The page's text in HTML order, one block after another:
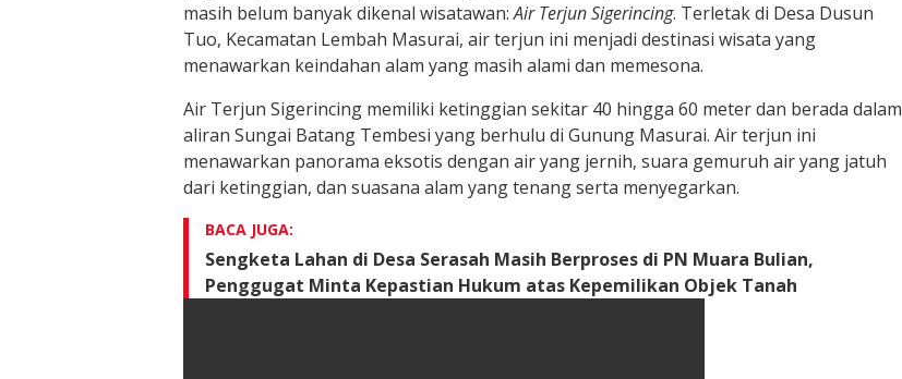
masih belum banyak dikenal wisatawan:Air Terjun Sigerincing. Terletak di Desa Dusun
Tuo, Kecamatan Lembah Masurai, air terjun ini menjadi destinasi wisata yang
menawarkan keindahan alam yang masih alami dan memesona.
Air Terjun Sigerincing memiliki ketinggian sekitar 40 hingga 60 meter dan berada dalam
aliran Sungai Batang Tembesi yang berhulu di Gunung Masurai. Air terjun ini
menawarkan panorama eksotis dengan air yang jernih, suara gemuruh air yang jatuh
dari ketinggian, dan suasana alam yang tenang serta menyegarkan.
BACA JUGA:
Sengketa Lahan di Desa Serasah Masih Berproses di PN Muara Bulian,
Penggugat Minta Kepastian Hukum atas Kepemilikan Objek Tanah